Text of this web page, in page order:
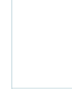
整。自然な雰囲気
に。きっと「こん
出会えます。まず